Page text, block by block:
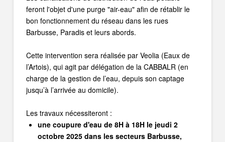
feront l'objet d'une purge "air-eau" afin de rétablir le
bon fonctionnement du réseau dans les rues
Barbusse, Paradis et leurs abords.
Cette intervention sera réalisée par Veolia (Eaux de
l’Artois), qui agit par délégation de la CABBALR (en
charge de la gestion de l’eau, depuis son captage
jusqu’à l’arrivée au domicile).
Les travaux nécessiteront :
une coupure d'eau de 8H à 18H le jeudi 2
octobre 2025 dans les secteurs Barbusse,